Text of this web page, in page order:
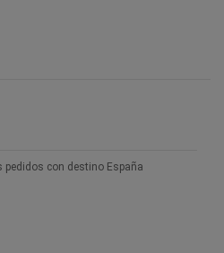
con destino España